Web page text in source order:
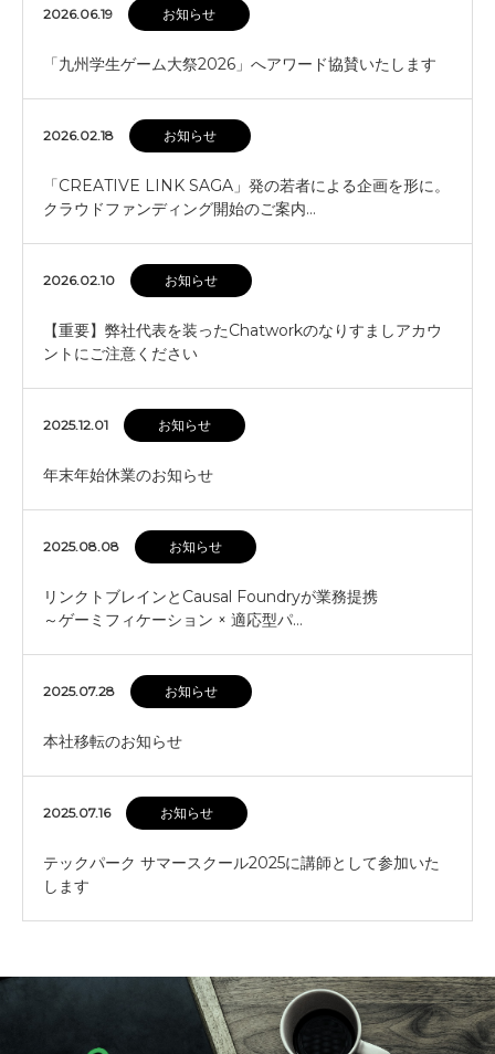
2026.06.19 お知らせ
「九州学生ゲーム大祭2026」へアワード協賛いたします
2026.02.18 お知らせ
「CREATIVE LINK SAGA」発の若者による企画を形に。
クラウドファンディング開始のご案内…
2026.02.10 お知らせ
【重要】弊社代表を装ったChatworkのなりすましアカウ
ントにご注意ください
2025.12.01 お知らせ
年末年始休業のお知らせ
2025.08.08 お知らせ
リンクトブレインとCausal Foundryが業務提携
～ゲーミフィケーション × 適応型パ…
2025.07.28 お知らせ
本社移転のお知らせ
2025.07.16 お知らせ
テックパーク サマースクール2025に講師として参加いた
します